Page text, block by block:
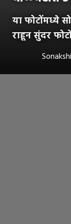
या फोटोंमध्ये
राहून सुंदर